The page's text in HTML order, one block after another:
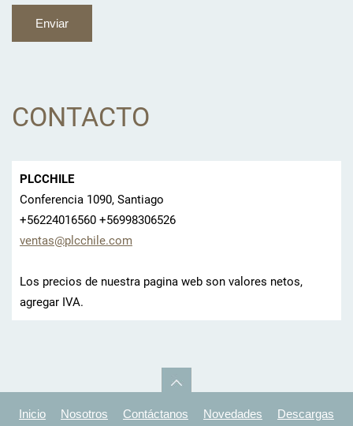
CONTACTO
PLCCHILE
Conferencia 1090, Santiago
+56224016560 +56998306526
ventas@plcchile.com
Los precios de nuestra pagina web son valores netos,
agregar IVA.
Inicio Nosotros Contáctanos Novedades Descargas